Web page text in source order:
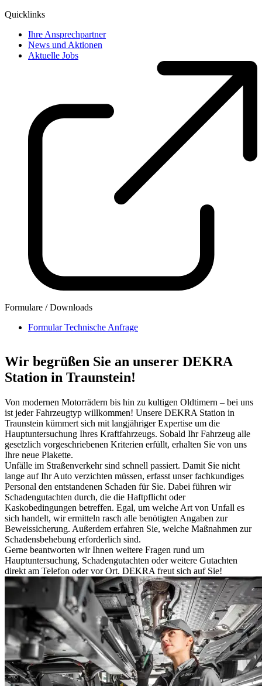
Quicklinks
Ihre Ansprechpartner
News und Aktionen
Aktuelle Jobs
Formulare / Downloads
Formular Technische Anfrage
Wir begrüßen Sie an unserer DEKRA
Station in Traunstein!
Von modernen Motorrädern bis hin zu kultigen Oldtimern – bei uns
ist jeder Fahrzeugtyp willkommen! Unsere DEKRA Station in
Traunstein kümmert sich mit langjähriger Expertise um die
Hauptuntersuchung Ihres Kraftfahrzeugs. Sobald Ihr Fahrzeug alle
gesetzlich vorgeschriebenen Kriterien erfüllt, erhalten Sie von uns
Ihre neue Plakette.
Unfälle im Straßenverkehr sind schnell passiert. Damit Sie nicht
lange auf Ihr Auto verzichten müssen, erfasst unser fachkundiges
Personal den entstandenen Schaden für Sie. Dabei führen wir
Schadengutachten durch, die die Haftpflicht oder
Kaskobedingungen betreffen. Egal, um welche Art von Unfall es
sich handelt, wir ermitteln rasch alle benötigten Angaben zur
Beweissicherung. Außerdem erfahren Sie, welche Maßnahmen zur
Schadensbehebung erforderlich sind.
Gerne beantworten wir Ihnen weitere Fragen rund um
Hauptuntersuchung, Schadengutachten oder weitere Gutachten
direkt am Telefon oder vor Ort. DEKRA freut sich auf Sie!